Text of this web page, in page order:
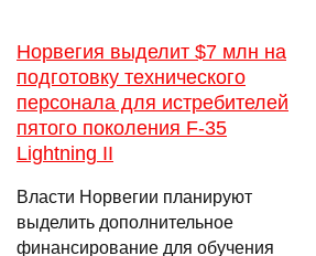
Норвегия выделит $7 млн на
подготовку технического
персонала для истребителей
пятого поколения F-35
Lightning II
Власти Норвегии планируют
выделить дополнительное
финансирование для обучения